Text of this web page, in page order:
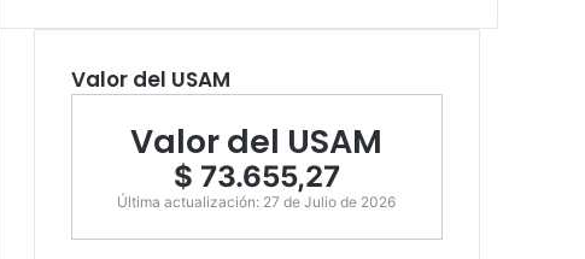
Valor del USAM
Valor del USAM
$ 73.655,27
Última actualización: 27 de Julio de 2026